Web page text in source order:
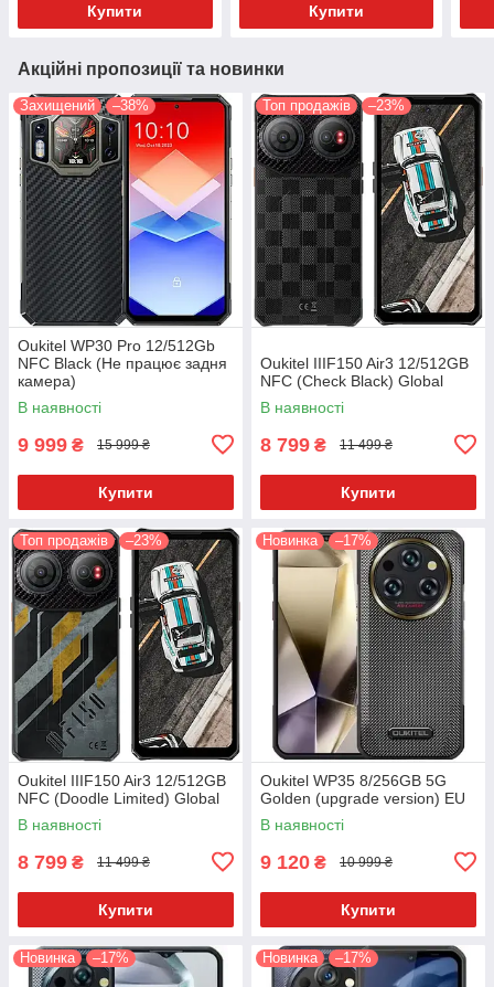
Купити Купити
Акційні пропозиції та новинки
Захищений –38%
Oukitel WP30 Pro 12/512Gb
NFC Black (Не працює задня
камера)
В наявності
9 999 ₴ 15 999 ₴
Купити
Топ продажів –23%
Oukitel IIIF150 Air3 12/512GB
NFC (Check Black) Global
В наявності
8 799 ₴ 11 499 ₴
Купити
Топ продажів –23%
Oukitel IIIF150 Air3 12/512GB
NFC (Doodle Limited) Global
В наявності
8 799 ₴ 11 499 ₴
Купити
Новинка –17%
Oukitel WP35 8/256GB 5G
Golden (upgrade version) EU
В наявності
9 120 ₴ 10 999 ₴
Купити
Новинка –17% Новинка –17%